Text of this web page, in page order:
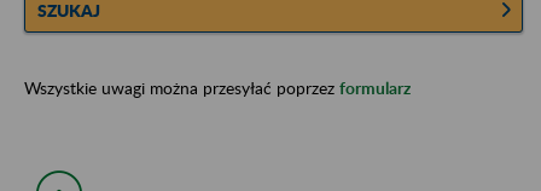
SZUKAJ
Wszystkie uwagi można przesyłać poprzez formularz